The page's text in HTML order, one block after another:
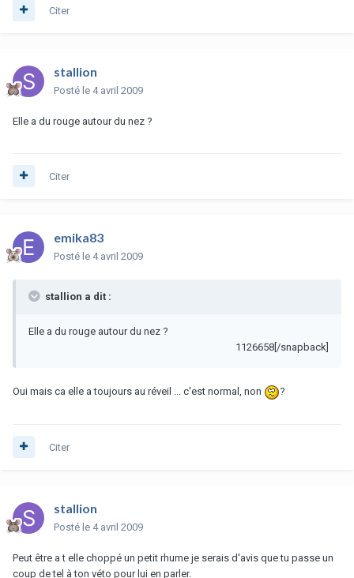
Citer
stallion
Posté le 4 avril 2009
Elle a du rouge autour du nez ?
Citer
emika83
Posté le 4 avril 2009
stallion a dit :
Elle a du rouge autour du nez ?
1126658[/snapback]
Oui mais ca elle a toujours au réveil ... c'est normal, non ?
Citer
stallion
Posté le 4 avril 2009
Peut être a t elle choppé un petit rhume je serais d'avis que tu passe un
coup de tel à ton véto pour lui en parler.